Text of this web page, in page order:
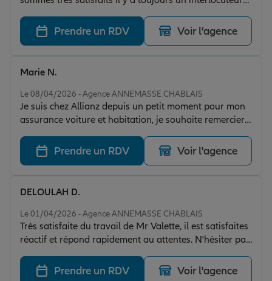
disponible qui nous rend des réponses rapidement .
Nous recommandons cette agence ( M.Vesin) pour leur
sérieux leur serviabilité et leur gentillesse
Prendre un RDV Voir l'agence
Le 08/04/2026 - Agence ANNEMASSE CHABLAIS
Je suis chez Allianz depuis un petit moment pour mon
assurance voiture et habitation, je souhaite remercier
Justine pour son implication et sa réactivité, je vous l’a
recommande vivement!
Marie N.
Prendre un RDV Voir l'agence
Le 01/04/2026 - Agence ANNEMASSE CHABLAIS
Très satisfaite du travail de Mr Valette, il est satisfaites
réactif et répond rapidement au attentes. N'hésiter pas
à faire appel à ces services.
DELOULAH D.
Prendre un RDV Voir l'agence